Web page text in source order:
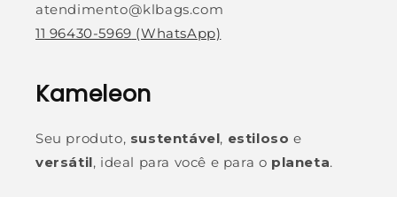
atendimento@klbags.com
11 96430-5969 (WhatsApp)
Kameleon
Seu produto, sustentável, estiloso e
versátil, ideal para você e para o planeta.